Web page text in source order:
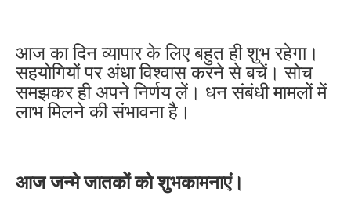
आज का दिन व्यापार के लिए बहुत ही शुभ रहेगा।
सहयोगियों पर अंधा विश्वास करने से बचें। सोच
समझकर ही अपने निर्णय लें। धन संबंधी मामलों में
लाभ मिलने की संभावना है।
आज जन्मे जातकों को शुभकामनाएं।